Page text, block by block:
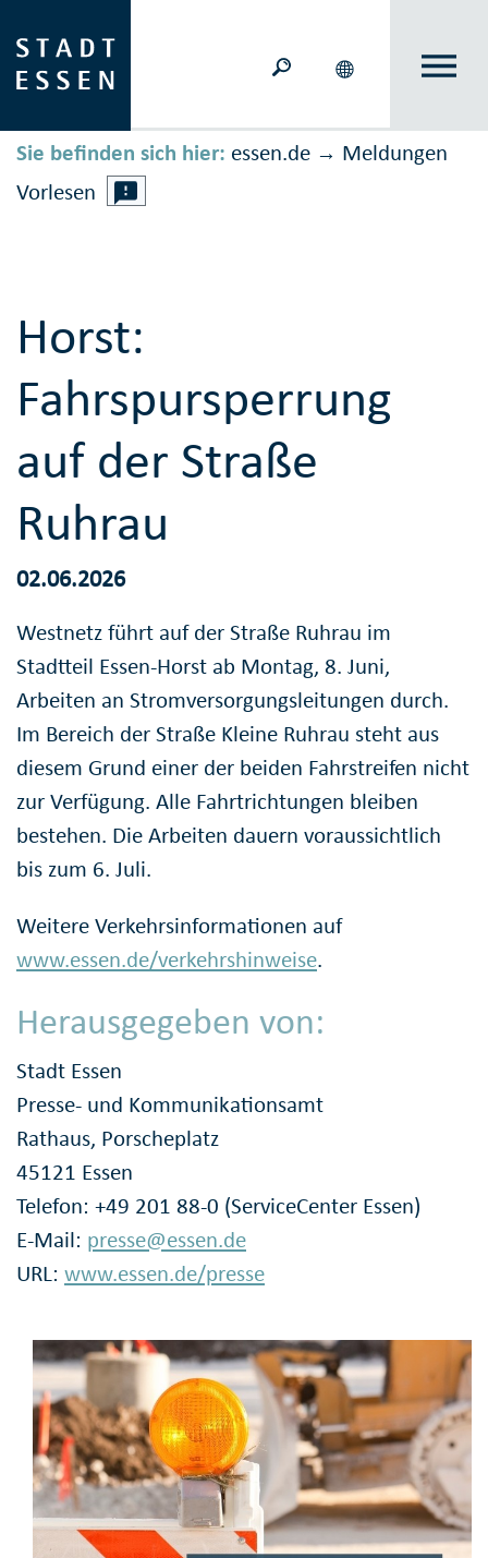
Sie befinden sich hier: essen.de → Meldungen
Vorlesen
Horst:
Fahrspursperrung
auf der Straße
Ruhrau
02.06.2026
Westnetz führt auf der Straße Ruhrau im
Stadtteil Essen-Horst ab Montag, 8. Juni,
Arbeiten an Stromversorgungsleitungen durch.
Im Bereich der Straße Kleine Ruhrau steht aus
diesem Grund einer der beiden Fahrstreifen nicht
zur Verfügung. Alle Fahrtrichtungen bleiben
bestehen. Die Arbeiten dauern voraussichtlich
bis zum 6. Juli.
Weitere Verkehrsinformationen auf
www.essen.de/verkehrshinweise.
Herausgegeben von:
Stadt Essen
Presse- und Kommunikationsamt
Rathaus, Porscheplatz
45121 Essen
Telefon: +49 201 88-0 (ServiceCenter Essen)
E-Mail: presse@essen.de
URL: www.essen.de/presse